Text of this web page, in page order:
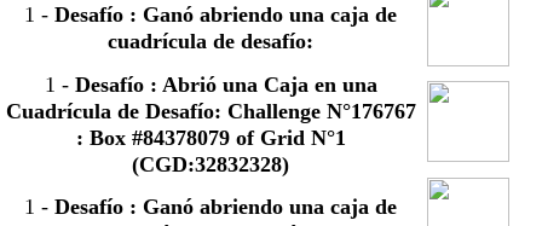
1 -Desafío : Ganó abriendo una caja de
cuadrícula de desafío:
1 - Desafío : Abrió una Caja en una
Cuadrícula de Desafío: Challenge N°176767
: Box #84378079 of Grid N°1
(CGD:32832328)
1 -Desafío : Ganó abriendo una caja de